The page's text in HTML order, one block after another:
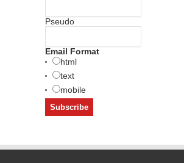
Pseudo
Email Format
html
text
mobile